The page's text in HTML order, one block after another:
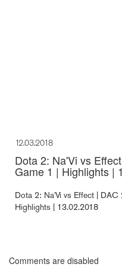
12.03.2018
Dota 2: Na'Vi vs
Game 1 | Highlights |
Dota 2: Na'Vi vs Effect |
Highlights | 13.02.2018
Comments are disabled